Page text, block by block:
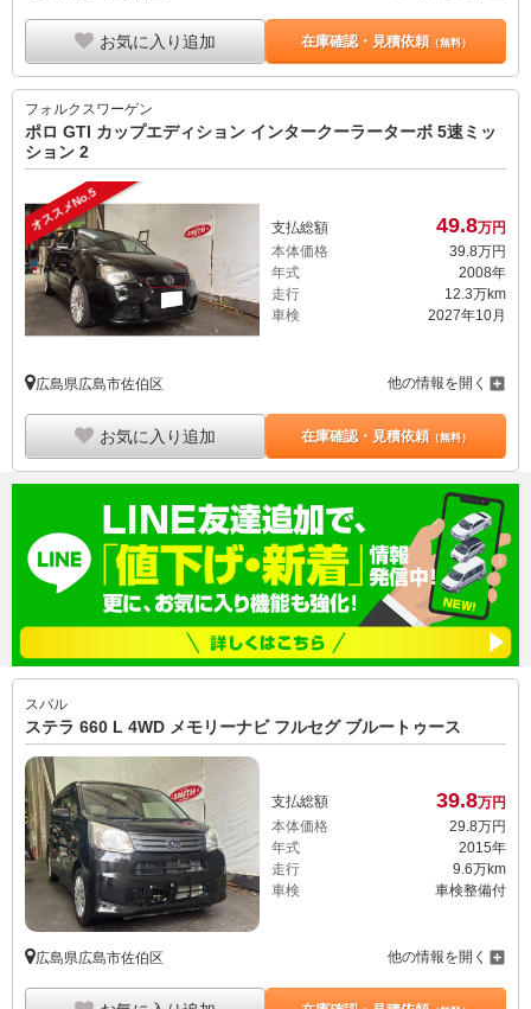
お気に入り追加 在庫確認・見積依頼（無料）
フォルクスワーゲン
ポロ GTI カップエディション インタークーラーターボ 5速ミッ
ション 2
オススメNo.5 支払総額 49.8万円
本体価格
39.8万円
年式
2008年
走行
12.3万km
車検
2027年10月
広島県広島市佐伯区 他の情報を開く
お気に入り追加 在庫確認・見積依頼（無料）
スバル
ステラ 660 L 4WD メモリーナビ フルセグ ブルートゥース
支払総額 39.8万円
本体価格
29. 8万円
年式
2015年
走行
9.6万km
車検
車検整備付
広島県広島市佐伯区 他の情報を開く